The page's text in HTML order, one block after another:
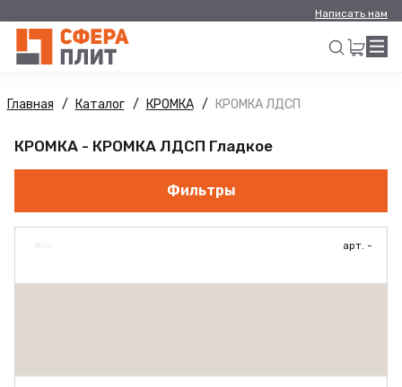
Написать нам
Главная Каталог КРОМКА КРОМКА ЛДСП
КРОМКА - КРОМКА ЛДСП Гладкое
Фильтры
арт. -